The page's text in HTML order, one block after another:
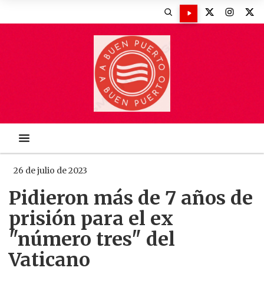
26 de julio de 2023
Pidieron más de 7 años de
prisión para el ex
"número tres" del
Vaticano